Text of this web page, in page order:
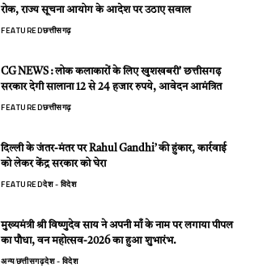
रोक, राज्य सूचना आयोग के आदेश पर उठाए सवाल
FEATUREDछत्तीसगढ़
CG NEWS : लोक कलाकारों के लिए खुशखबरी’ छत्तीसगढ़
सरकार देगी सालाना 12 से 24 हजार रुपये, आवेदन आमंत्रित
FEATUREDछत्तीसगढ़
दिल्ली के जंतर-मंतर पर Rahul Gandhi’ की हुंकार, कार्रवाई
को लेकर केंद्र सरकार को घेरा
FEATUREDदेश - विदेश
मुख्यमंत्री श्री विष्णुदेव साय ने अपनी माँ के नाम पर लगाया पीपल
का पौधा, वन महोत्सव-2026 का हुआ शुभारंभ.
अन्यछत्तीसगढ़देश - विदेश